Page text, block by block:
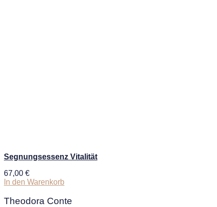
Segnungsessenz Vitalität
67,00 €
In den Warenkorb
Theodora Conte